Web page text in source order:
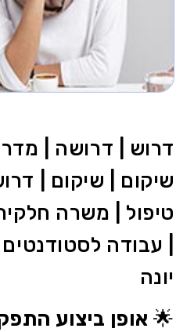
דרוש | דרושה |
שיקום | שיקום |
טיפול | משרה
| עבודה
יונה
🌟 אופן ביצוע